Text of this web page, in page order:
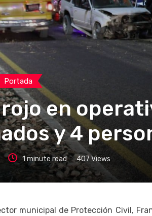
Portada
en
y 4
1 minute read 407 Views
municipal de Protección Civil,